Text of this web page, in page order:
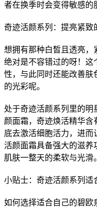
者在换季时会变得敏感的
奇迹活颜系列：提亮紧致
想拥有那种白皙且透亮，
绝对是不容错过的呀！这
性，与此同时还能改善肤
的光彩呢。
处于奇迹活颜系列里的
颜面霜，奇迹焕活精华
底去激活细胞活力，进
活颜面霜具备强大的滋养
肌肤一整天的柔软与光滑。
小贴士：奇迹活颜系列适
如何选择适合自己的碧欧